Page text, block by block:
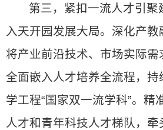
第三，紧扣一流人才引聚
入天开园发展大局。深化产教
将产业前沿技术、市场实际
全面嵌入人才培养全流程，持
学工程“国家双一流学科”。精
人才和青年科技人才梯队，牵